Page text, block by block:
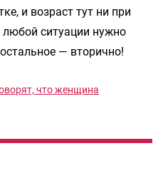
и возраст тут ни при
ситуации нужно
— вторично!
что женщина